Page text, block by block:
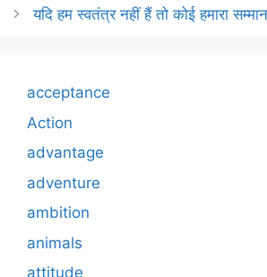
यदि हम स्वतंत्र नहीं हैं तो कोई हमारा
acceptance
Action
advantage
adventure
ambition
animals
attitude